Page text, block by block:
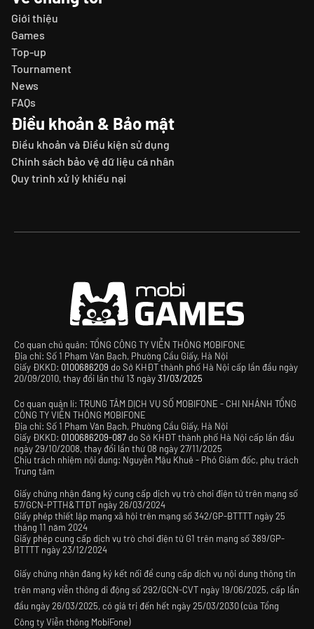
Giới thiệu
Games
Top-up
Tournament
News
FAQs
Điều khoản & Bảo mật
Điều khoản và Điều kiện sử dụng
Chính sách bảo vệ dữ liệu cá nhân
Quy trình xử lý khiếu nại
Cơ quan chủ quản: TỔNG CÔNG TY VIỄN THÔNG MOBIFONE
Địa chỉ: Số 1 Phạm Văn Bạch, Phường Cầu Giấy, Hà Nội
Giấy ĐKKD: 0100686209 do Sở KHĐT thành phố Hà Nội cấp lần đầu ngày
20/09/2010, thay đổi lần thứ 13 ngày31/03/2025
Cơ quan quản lí: TRUNG TÂM DỊCH VỤ SỐ MOBIFONE - CHI NHÁNH TỔNG
CÔNG TY VIỄN THÔNG MOBIFONE
Địa chỉ: Số 1 Phạm Văn Bạch, Phường Cầu Giấy, Hà Nội
Giấy ĐKKD: 0100686209-087do Sở KHĐT thành phố Hà Nội cấp lần đầu
ngày 29/10/2008, thay đổi lần thứ 08 ngày 27/11/2025
Chịu trách nhiệm nội dung: Nguyễn Mậu Khuê - Phó Giám đốc, phụ trách
Trung tâm
Giấy chứng nhận đăng ký cung cấp dịch vụ trò chơi điện tử trên mạng số
57/GCN-PTTH&TTĐT ngày 26/03/2024
Giấy phép thiết lập mạng xã hội trên mạng số 342/GP-BTTTT ngày 25
tháng 11 năm 2024
Giấy phép cung cấp dịch vụ trò chơi điện tử G1 trên mạng số 389/GP-
BTTTT ngày 23/12/2024
Giấy chứng nhận đăng ký kết nối để cung cấp dịch vụ nội dung thông tin
trên mạng viễn thông di động số 292/GCN-CVT ngày 19/06/2025, cấp lần
đầu ngày 26/03/2025, có giá trị đến hết ngày 25/03/2030 (của Tổng
Công ty Viễn thông MobiFone)